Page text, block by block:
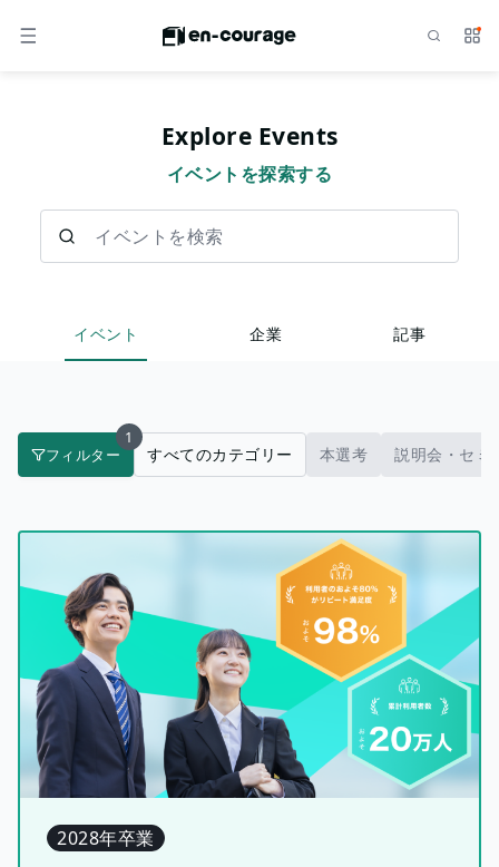
メニュー サ
Explore Events
イベントを探索する
イベント 企業 記事
フィルター
1
すべてのカテゴリー 本選考 説明会・セミ
2028年卒業